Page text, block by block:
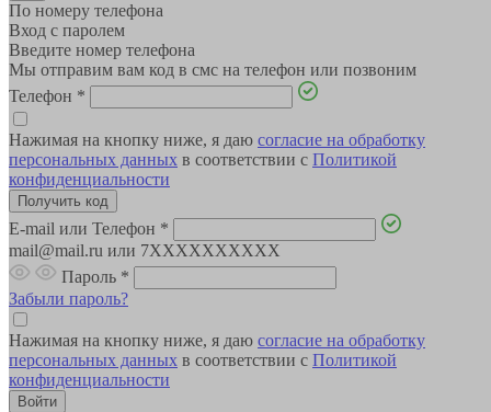
По номеру телефона
Вход с паролем
Введите номер телефона
Мы отправим вам код в смс на телефон или позвоним
Телефон *
Нажимая на кнопку ниже, я даю согласие на обработку
персональных данных в соответствии с Политикой
конфиденциальности
E-mail или Телефон *
mail@mail.ru или 7XXXXXXXXXX
Пароль *
Забыли пароль?
Нажимая на кнопку ниже, я даю согласие на обработку
персональных данных в соответствии с Политикой
конфиденциальности